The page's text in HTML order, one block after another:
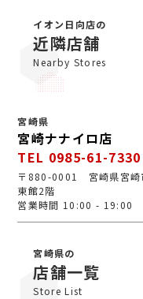
がとうございます
心で、丁寧な接客
さで多くのお客様
してお越しください
イオン日向店の
近隣店舗
Nearby Stores
宮崎県
宮崎ナナイロ店
TEL 0985-61-7330
〒880-0001 宮崎県宮崎
東館2階
営業時間 10:00 - 19:00
宮崎県の
店舗一覧
Store List